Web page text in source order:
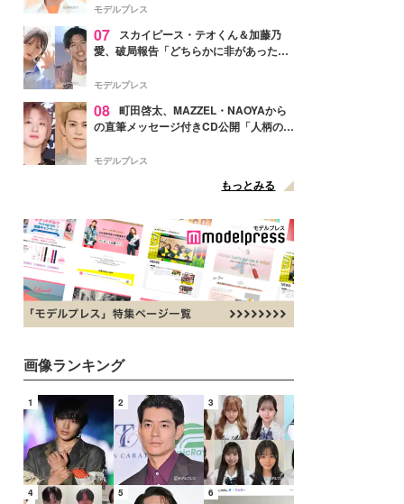
モデルプレス
07
スカイピース・テオくん＆加藤乃
愛、破局報告「どちらかに非があったわ
モデルプレス
08 町田啓太、MAZZEL・NAOYAから
の直筆メッセージ付きCD公開「人柄の良
モデルプレス
もっとみる
画像ランキング
1 2 3
4 5 6